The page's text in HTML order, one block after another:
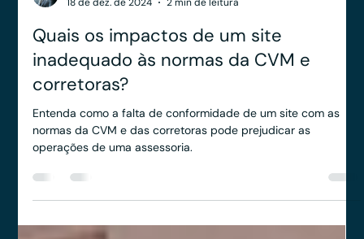
Anderson Timm
18 de dez. de 2024
2 min de leitura
Quais os impactos de um site
inadequado às normas da CVM e
corretoras?
Entenda como a falta de conformidade de um site com as